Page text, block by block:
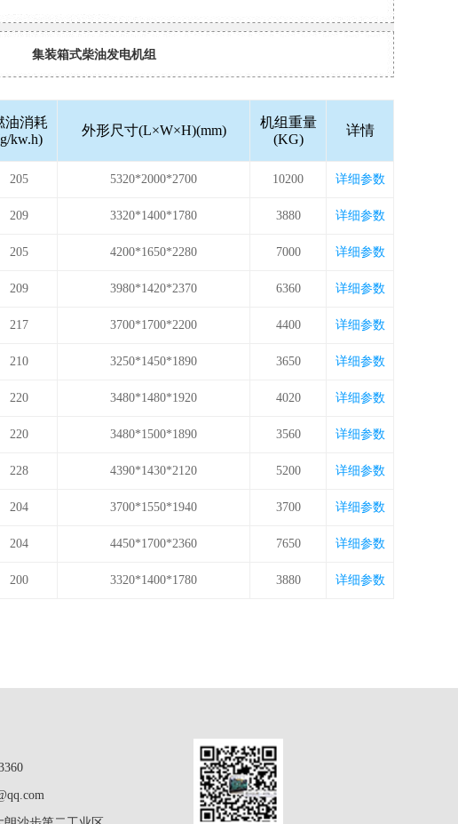
集装箱式柴油发电机组
油消耗
kw.h)
外形尺寸(L×W×H)(mm)
机组重量
(KG)
详情
205 5320*2000*2700 10200 详细参数
209 3320*1400*1780 3880 详细参数
205 4200*1650*2280 7000 详细参数
209 3980*1420*2370 6360 详细参数
217 3700*1700*2200 4400 详细参数
210 3250*1450*1890 3650 详细参数
220 3480*1480*1920 4020 详细参数
220 3480*1500*1890 3560 详细参数
228 4390*1430*2120 5200 详细参数
204 3700*1550*1940 3700 详细参数
204 4450*1700*2360 7650 详细参数
200 3320*1400*1780 3880 详细参数